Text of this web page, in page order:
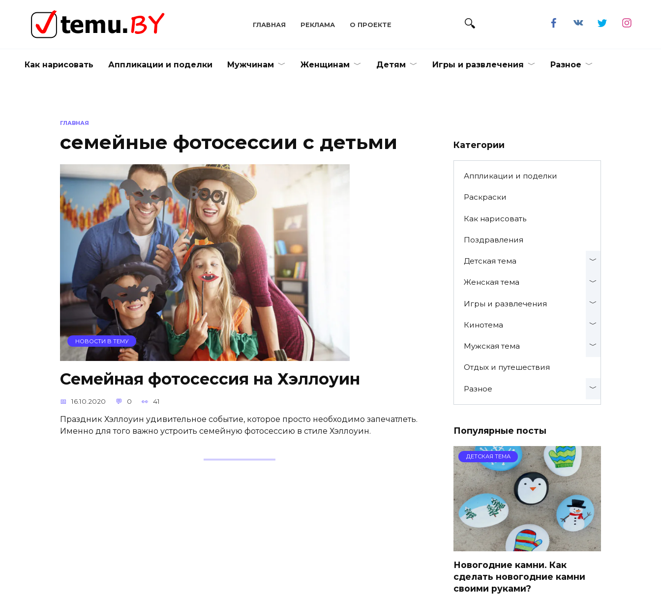
содержанию
ГЛАВНАЯ РЕКЛАМА О ПРОЕКТЕ
Как нарисовать Аппликации и поделки Мужчинам Женщинам Детям Игры и развлечения Разное
ГЛАВНАЯ
семейные фотосессии с детьми
НОВОСТИ В ТЕМУ
Семейная фотосессия на Хэллоуин
16.10.2020 0 41
Праздник Хэллоуин удивительное событие, которое просто необходимо запечатлеть.
Именно для того важно устроить семейную фотосессию в стиле Хэллоуин.
Категории
Аппликации и поделки
Раскраски
Как нарисовать
Поздравления
Детская тема
Женская тема
Игры и развлечения
Кинотема
Мужская тема
Отдых и путешествия
Разное
Популярные посты
ДЕТСКАЯ ТЕМА
Новогодние камни. Как
сделать новогодние камни
своими руками?